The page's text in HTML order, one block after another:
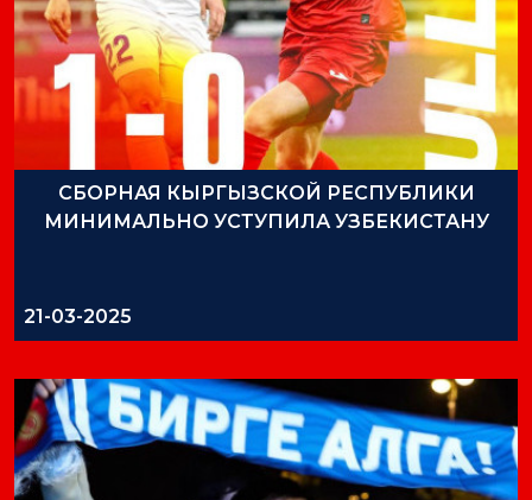
СБОРНАЯ КЫРГЫЗСКОЙ РЕСПУБЛИКИ
МИНИМАЛЬНО УСТУПИЛА УЗБЕКИСТАНУ
21-03-2025